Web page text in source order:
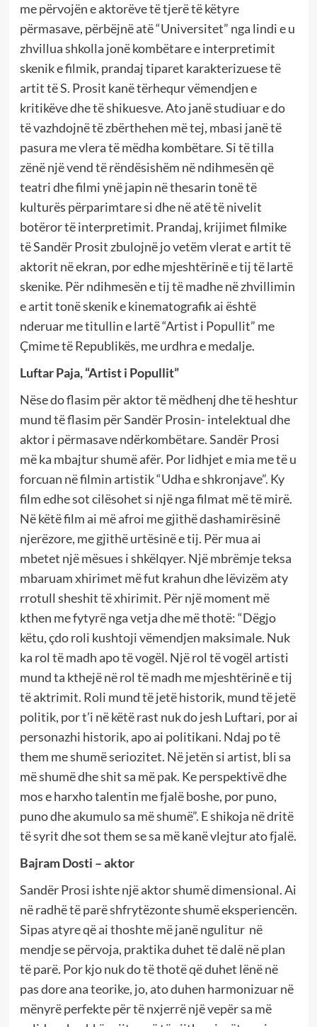
me përvojën e aktorëve të tjerë të këtyre
përmasave, përbëjnë atë “Universitet” nga lindi e u
zhvillua shkolla jonë kombëtare e interpretimit
skenik e filmik, prandaj tiparet karakterizuese të
artit të S. Prosit kanë tërhequr vëmendjen e
kritikëve dhe të shikuesve. Ato janë studiuar e do
të vazhdojnë të zbërthehen më tej, mbasi janë të
pasura me vlera të mëdha kombëtare. Si të tilla
zënë një vend të rëndësishëm në ndihmesën që
teatri dhe filmi ynë japin në thesarin tonë të
kulturës përparimtare si dhe në atë të nivelit
botëror të interpretimit. Prandaj, krijimet filmike
të Sandër Prosit zbulojnë jo vetëm vlerat e artit të
aktorit në ekran, por edhe mjeshtërinë e tij të lartë
skenike. Për ndihmesën e tij të madhe në zhvillimin
e artit tonë skenik e kinematografik ai është
nderuar me titullin e lartë “Artist i Popullit” me
Çmime të Republikës, me urdhra e medalje.
Luftar Paja, “Artist i Popullit”
Nëse do flasim për aktor të mëdhenj dhe të heshtur
mund të flasim për Sandër Prosin- intelektual dhe
aktor i përmasave ndërkombëtare. Sandër Prosi
më ka mbajtur shumë afër. Por lidhjet e mia me të u
forcuan në filmin artistik “Udha e shkronjave”. Ky
film edhe sot cilësohet si një nga filmat më të mirë.
Në këtë film ai më afroi me gjithë dashamirësinë
njerëzore, me gjithë urtësinë e tij. Për mua ai
mbetet një mësues i shkëlqyer. Një mbrëmje teksa
mbaruam xhirimet më fut krahun dhe lëvizëm aty
rrotull sheshit të xhirimit. Për një moment më
kthen me fytyrë nga vetja dhe më thotë: “Dëgjo
këtu, çdo roli kushtoji vëmendjen maksimale. Nuk
ka rol të madh apo të vogël. Një rol të vogël artisti
mund ta kthejë në rol të madh me mjeshtërinë e tij
të aktrimit. Roli mund të jetë historik, mund të jetë
politik, por t’i në këtë rast nuk do jesh Luftari, por ai
personazhi historik, apo ai politikani. Ndaj po të
them me shumë seriozitet. Në jetën si artist, bli sa
më shumë dhe shit sa më pak. Ke perspektivë dhe
mos e harxho talentin me fjalë boshe, por puno,
puno dhe akumulo sa më shumë”. E shikoja në dritë
të syrit dhe sot them se sa më kanë vlejtur ato fjalë.
Bajram Dosti – aktor
Sandër Prosi ishte një aktor shumë dimensional. Ai
në radhë të parë shfrytëzonte shumë eksperiencën.
Sipas atyre që ai thoshte më janë ngulitur në
mendje se përvoja, praktika duhet të dalë në plan
të parë. Por kjo nuk do të thotë që duhet lënë në
pas dore ana teorike, jo, ato duhen harmonizuar në
mënyrë perfekte për të nxjerrë një vepër sa më